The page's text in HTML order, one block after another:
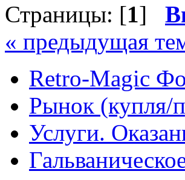
Страницы: [1]
« предыдущая
Retro-Magic
Рынок (купля/
Услуги.